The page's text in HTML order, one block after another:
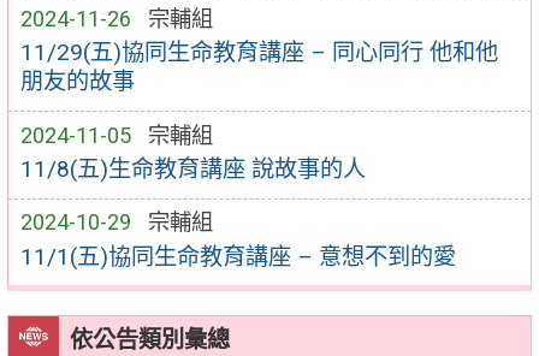
2024-11-26 宗輔組
11/29(五)協同生命教育講座 – 同心同行 他和他
朋友的故事
2024-11-05 宗輔組
11/8(五)生命教育講座 說故事的人
2024-10-29 宗輔組
11/1(五)協同生命教育講座 – 意想不到的愛
依公告類別彙總